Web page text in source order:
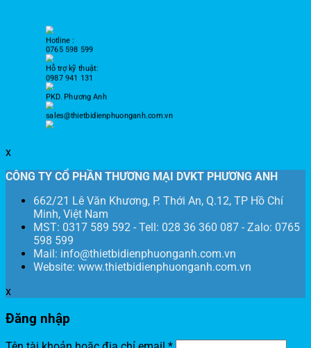
Hotline :
0765 598 599
Hỗ trợ kỹ thuật:
0987 941 131
PKD. Phương Anh
sales@thietbidienphuonganh.com.vn
x
CÔNG TY CỔ PHẦN THƯƠNG MẠI DVKT PHƯƠNG ANH
662/21 Lê Văn Khương, P. Thới An, Q.12, TP Hồ Chí
Minh, Việt Nam
MST: 0317 589 592 - Tell: 028 36 360 087 - Zalo: 0765
598 599
Mail: info@thietbidienphuonganh.com.vn
Website: www.thietbidienphuonganh.com.vn
x
Đăng nhập